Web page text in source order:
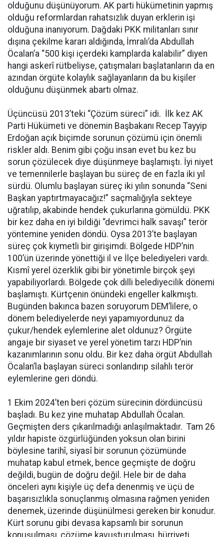
olduğunu düşünüyorum. AK parti hükümetinin yapmış
olduğu reformlardan rahatsızlık duyan erklerin işi
olduğuna inanıyorum. Dağdaki PKK militanları sınır
dışına çekilme kararı aldığında, İmralı’da Abdullah
Öcalan’a “500 kişi içerdeki kamplarda kalabilir” diyen
hangi askerî rütbeliyse, çatışmaları başlatanların da en
azından örgüte kolaylık sağlayanların da bu kişiler
olduğunu düşünmek abartı olmaz.
Üçüncüsü 2013’teki “Çözüm süreci” idi. İlk kez AK
Parti Hükümeti ve dönemin Başbakanı Recep Tayyip
Erdoğan açık biçimde sorunun çözümü için önemli
riskler aldı. Benim gibi çoğu insan evet bu kez bu
sorun çözülecek diye düşünmeye başlamıştı. İyi niyet
ve temennilerle başlayan bu süreç de en fazla iki yıl
sürdü. Olumlu başlayan süreç iki yılın sonunda “Seni
Başkan yaptırtmayacağız!” saçmalığıyla sekteye
uğratılıp, akabinde hendek çukurlarına gömüldü. PKK
bir kez daha en iyi bildiği “devrimci halk savaşı” terör
yöntemine yeniden döndü. Oysa 2013’te başlayan
süreç çok kıymetli bir girişimdi. Bölgede HDP’nin
100’ün üzerinde yönettiği il ve İlçe belediyeleri vardı.
Kısmî yerel özerklik gibi bir yönetimle birçok şeyi
yapabiliyorlardı. Bölgede çok dilli belediyecilik dönemi
başlamıştı. Kürtçenin önündeki engeller kalkmıştı.
Bugünden bakınca bazen soruyorum DEM’lilere, o
dönem belediyelerde neyi yapamıyordunuz da
çukur/hendek eylemlerine alet oldunuz? Örgüte
angaje bir siyaset ve yerel yönetim tarzı HDP’nin
kazanımlarının sonu oldu. Bir kez daha örgüt Abdullah
Öcalan’la başlayan süreci sonlandırıp silahlı terör
eylemlerine geri döndü.
1 Ekim 2024’ten beri çözüm sürecinin dördüncüsü
başladı. Bu kez yine muhatap Abdullah Öcalan.
Geçmişten ders çıkarılmadığı anlaşılmaktadır. Tam 26
yıldır hapiste özgürlüğünden yoksun olan birini
böylesine tarihî, siyasî bir sorunun çözümünde
muhatap kabul etmek, bence geçmişte de doğru
değildi, bugün de doğru değil. Hele bir de daha
önceleri aynı kişiyle üç defa denenmiş ve üçü de
başarısızlıkla sonuçlanmış olmasına rağmen yeniden
denemek, üzerinde düşünülmesi gereken bir konudur.
Kürt sorunu gibi devasa kapsamlı bir sorunun